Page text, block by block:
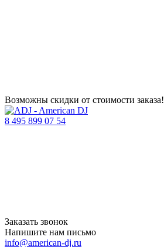
Возможны скидки от стоимости заказа!
8 495 899 07 54
Заказать звонок
Напишите нам письмо
info@american-dj.ru